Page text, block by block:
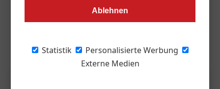
Ablehnen
Statistik
Personalisierte Werbung
Externe Medien
In Zeiten zunehmender H2O-Knappheit trägt die Verwertung
von Grauwasser im großvolumigen Wohnbau
Gebäuderendite.